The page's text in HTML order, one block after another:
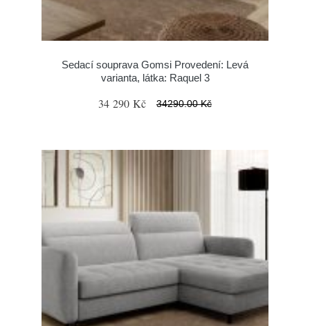
Sedací souprava Gomsi Provedení: Levá
varianta, látka: Raquel 3
34 290 Kč 34290.00 Kč